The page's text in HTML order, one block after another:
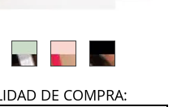
DE COMPRA: